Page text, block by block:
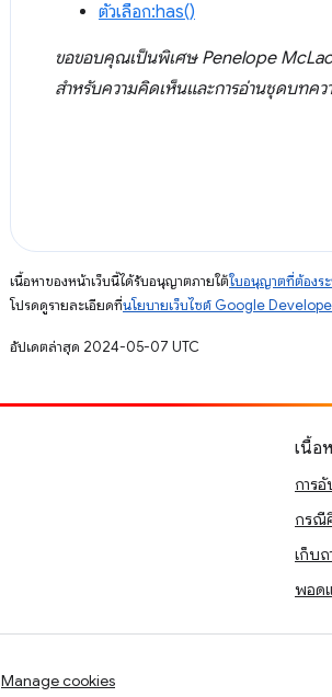
ตัวเลือก:has()
ขอขอบคุณเป็นพิเศษ Penelope
สำหรับความคิดเห็นและการอ่านชุดบทคว
เนื้อหาของหน้าเว็บนี้ได้รับอนุญาตภายใต้ใบอนุญาตที่ต้องร
โปรดดูรายละเอียดที่นโยบายเว็บไซต์ Google
อัปเดตล่าสุด 2024-05-07 UTC
เนื้อ
การ
กรณี
เก็บถ
พอด
Manage cookies